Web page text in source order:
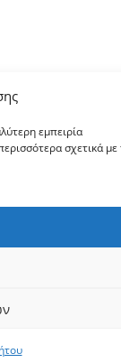
εμπειρία
σχετικά με